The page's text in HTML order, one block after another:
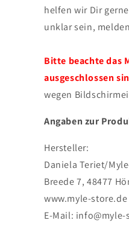
helfen wir Dir
unklar sein,
Bitte beachte das
ausgeschlossen
wegen
Angaben zur
Hersteller:
Daniela Teriet/
Breede 7, 48477
www.myle-store.de
E-Mail: